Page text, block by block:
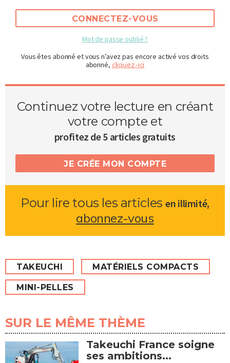
CONNECTEZ-VOUS
Mot de passe oublié ?
Vous êtes abonné et vous n’avez pas encore activé vos droits
abonné, cliquez-ici
Continuez votre lecture en créant
votre compte et
profitez de 5 articles gratuits
JE CRÉE MON COMPTE
Pour lire tous les articlesen illimité,
abonnez-vous
TAKEUCHI MATÉRIELS COMPACTS
MINI-PELLES
SUR LE MÊME THÈME
Takeuchi France soigne
ses ambitions...